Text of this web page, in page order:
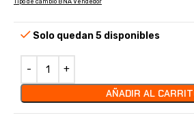
Tipo de cambio BNA Vendedor
Solo quedan 5 disponibles
AÑADIR AL